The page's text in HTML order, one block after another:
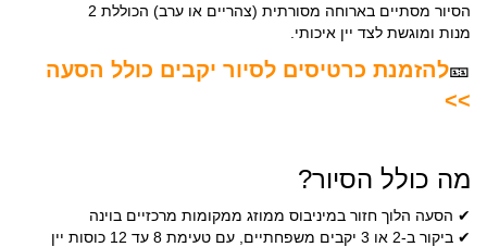
הסיור מסתיים בארוחה מסורתית (צהריים או ערב) הכוללת 2
מנות ומוגשת לצד יין איכותי.
🎫להזמנת כרטיסים לסיור יקבים כולל הסעה
>>
מה כולל הסיור?
✔ הסעה הלוך חזור במיניבוס ממוזג ממקומות מרכזיים בוינה
✔
ביקור ב-2 או 3 יקבים משפחתיים, עם טעימת 8 עד 12 כוסות יין